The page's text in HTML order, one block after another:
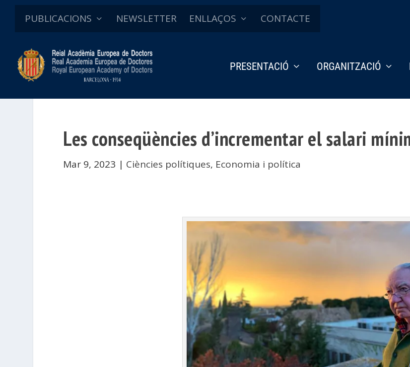
PUBLICACIONS NEWSLETTER ENLLAÇOS CONTACTE
PRESENTACIÓ ORGANITZACIÓ
Les conseqüències d’incrementar el salari
Mar 9, 2023 | Ciències polítiques, Economia i política